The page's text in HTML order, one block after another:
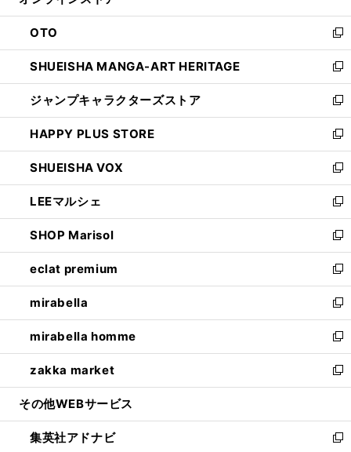
ウ
で
開
く
ン
ド
ウ
で
開
く
OTO
新
し
い
ウ
ィ
ン
ド
ウ
で
開
く
SHUEISHA MANGA-ART HERITAGE
新
し
い
ウ
ィ
ン
ド
ウ
で
開
く
ジャンプキャラクターズストア
新
し
い
ウ
ィ
ン
ド
ウ
で
開
く
HAPPY PLUS STORE
新
し
い
ウ
ィ
ン
ド
ウ
で
開
く
SHUEISHA VOX
新
し
い
ウ
ィ
ン
ド
ウ
で
開
く
LEEマルシェ
新
し
い
ウ
ィ
ン
ド
ウ
で
開
く
SHOP Marisol
新
し
い
ウ
ィ
ン
ド
ウ
で
開
eclat premium
新
し
い
ウ
ィ
ン
ド
ウ
開
く
mirabella
新
し
い
ウ
ィ
ン
ウ
で
mirabella homme
新
し
い
ウ
ン
ド
zakka market
新
し
ウ
ィ
その他WEBサービス
集英社アドナビ
新